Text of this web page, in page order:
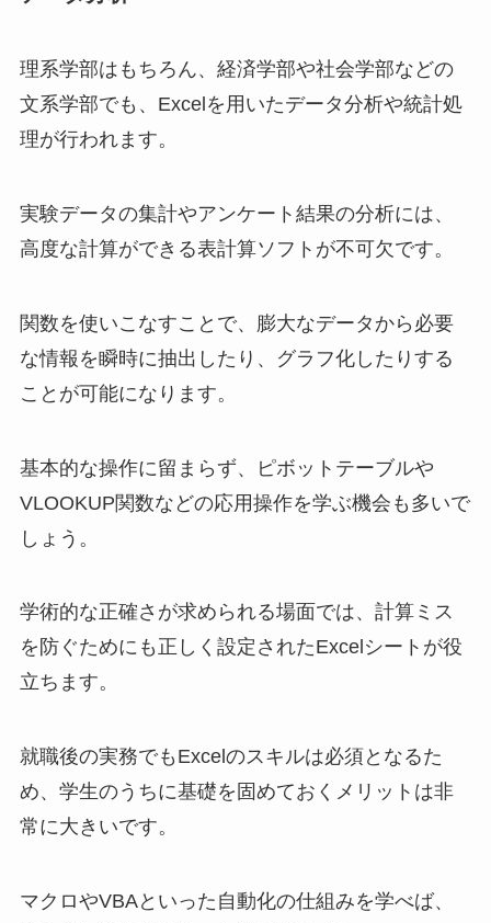
理系学部はもちろん、経済学部や社会学部などの
文系学部でも、Excelを用いたデータ分析や統計処
理が行われます。
実験データの集計やアンケート結果の分析には、
高度な計算ができる表計算ソフトが不可欠です。
関数を使いこなすことで、膨大なデータから必要
な情報を瞬時に抽出したり、グラフ化したりする
ことが可能になります。
基本的な操作に留まらず、ピボットテーブルや
VLOOKUP関数などの応用操作を学ぶ機会も多いで
しょう。
学術的な正確さが求められる場面では、計算ミス
を防ぐためにも正しく設定されたExcelシートが役
立ちます。
就職後の実務でもExcelのスキルは必須となるた
め、学生のうちに基礎を固めておくメリットは非
常に大きいです。
マクロやVBAといった自動化の仕組みを学べば、